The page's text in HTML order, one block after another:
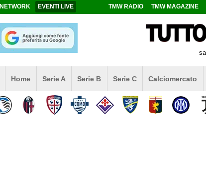
NETWORK EVENTI LIVE TMW RADIO TMW MAGAZINE
Home Serie A Serie B Serie C Calciomercato